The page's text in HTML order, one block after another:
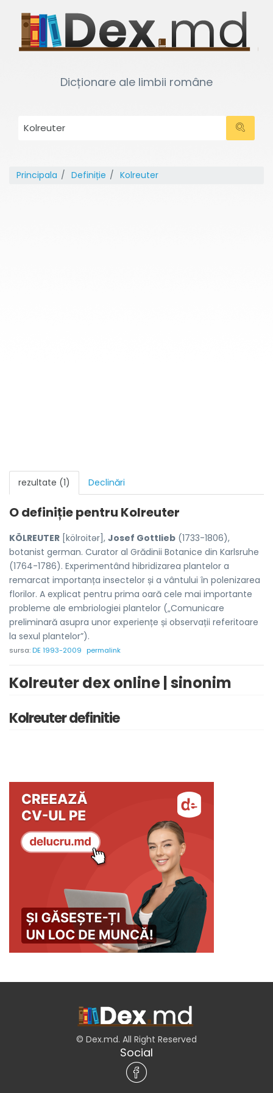
Dicționare ale limbii române
Principala Definiție Kolreuter
rezultate (1) Declinări
O definiție pentru Kolreuter
KÖLREUTER [kölroitər], Josef Gottlieb (1733-1806),
botanist german. Curator al Grădinii Botanice din Karlsruhe
(1764-1786). Experimentând hibridizarea plantelor a
remarcat importanța insectelor și a vântului în polenizarea
florilor. A explicat pentru prima oară cele mai importante
probleme ale embriologiei plantelor („Comunicare
preliminară asupra unor experiențe și observații referitoare
la sexul plantelor”).
sursa:DE 1993-2009 permalink
Kolreuter dex online | sinonim
Kolreuter definitie
© Dex.md. All Right Reserved
Social